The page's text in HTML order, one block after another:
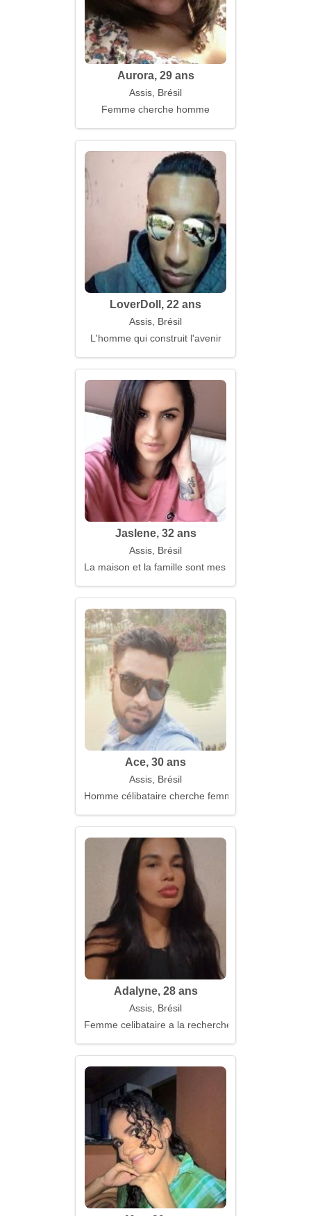
Aurora, 29 ans
Assis, Brésil
Femme cherche homme
LoverDoll, 22 ans
Assis, Brésil
L'homme qui construit l'avenir
Jaslene, 32 ans
Assis, Brésil
La maison et la famille sont mes principales
Ace, 30 ans
Assis, Brésil
Homme célibataire cherche femme
Adalyne, 28 ans
Assis, Brésil
Femme celibataire a la recherche d'un mari